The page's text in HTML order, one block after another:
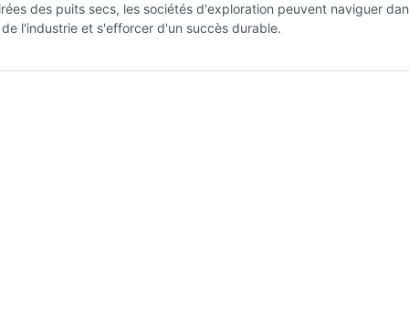
des puits secs, les sociétés d'exploration peuvent naviguer
l'industrie et s'efforcer d'un succès durable.